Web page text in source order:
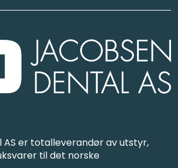
er totalleverandør av utstyr,
til det norske